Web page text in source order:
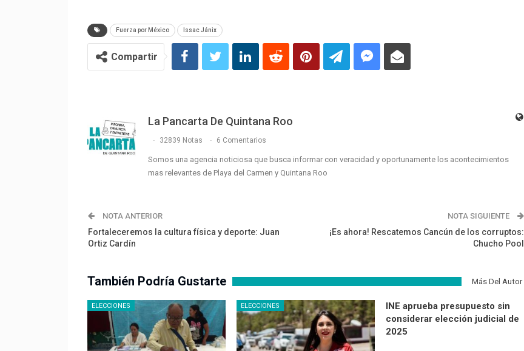
Fuerza por México Issac Jánix
Compartir
La Pancarta De Quintana Roo
32839 Notas 6 Comentarios
Somos una agencia noticiosa que busca informar con veracidad y oportunamente los acontecimientos
mas relevantes de Playa del Carmen y Quintana Roo
NOTA ANTERIOR
Fortaleceremos la cultura física y deporte: Juan
Ortiz Cardín
NOTA SIGUIENTE
¡Es ahora! Rescatemos Cancún de los corruptos:
Chucho Pool
También Podría Gustarte Más Del Autor
ELECCIONES ELECCIONES
INE aprueba presupuesto sin
considerar elección judicial de
2025